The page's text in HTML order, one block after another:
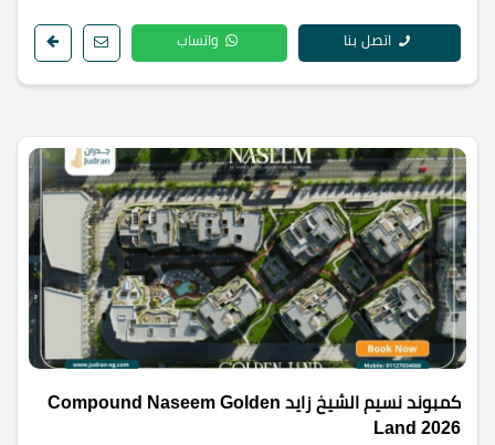
اتصل بنا واتساب
كمبوند نسيم الشيخ زايد Compound Naseem Golden
Land 2026